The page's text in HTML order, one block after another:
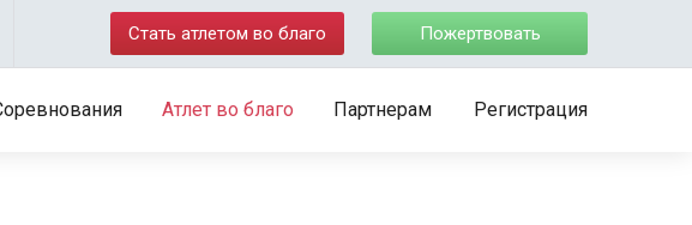
Стать атлетом во благо Пожертвовать
Атлет во благо Партнерам Регистрация